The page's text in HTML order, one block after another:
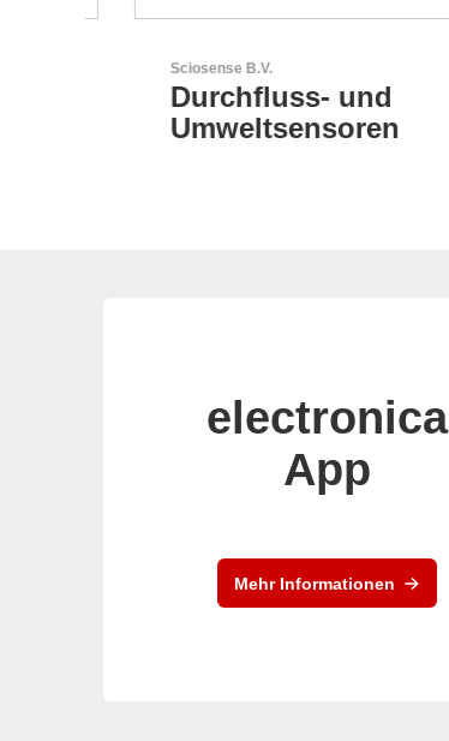
Sciosense B.V.
Durchfluss- und
Umweltsensoren
electronica
App
Mehr Informationen